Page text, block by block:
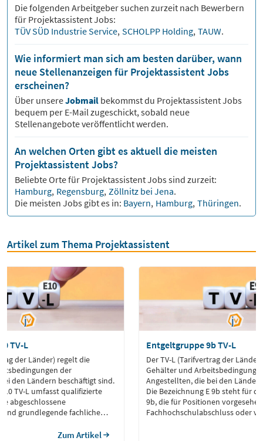
Die folgenden Arbeitgeber suchen zurzeit nach Bewerbern
für ProjektassistentJobs:
TÜV SÜD Industrie Service, SCHOLPP Holding, TAUW.
Wie informiert man sich am besten darüber, wann
neue Stellenanzeigen für Projektassistent Jobs
erscheinen?
Über unsereJobmail bekommst du ProjektassistentJobs
bequem per E-Mail zugeschickt, sobald neue
Stellenangebote veröffentlicht werden.
An welchen Orten gibt es aktuell die meisten
Projektassistent Jobs?
Beliebte Orte für ProjektassistentJobs sind zurzeit:
Hamburg, Regensburg, Zöllnitz bei Jena.
Die meisten Jobs gibt es in: Bayern, Hamburg, Thüringen.
Artikel zum Thema Projektassistent
TV-L
der Länder) regelt die
der
den Ländern beschäftigt sind.
10 TV-L umfasst qualifizierte
abgeschlossene
grundlegende fachliche
die spezialisiertes Fachwissen
Zum Artikel
Entgeltgruppe 9b TV-L
Der TV-L (Tarifvertrag der
Gehälter und
Angestellten, die bei den
Die Bezeichnung E 9b steht für
9b, die für Positionen
Fachhochschulabschluss oder